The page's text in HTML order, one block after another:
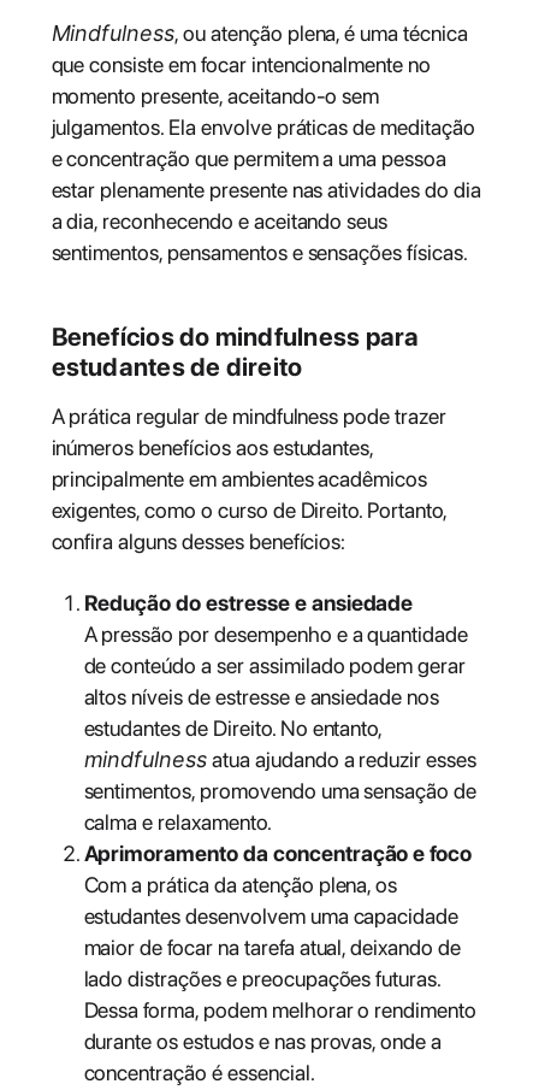
Mindfulness, ou atenção plena, é uma técnica
que consiste em focar intencionalmente no
momento presente, aceitando-o sem
julgamentos. Ela envolve práticas de meditação
e concentração que permitem a uma pessoa
estar plenamente presente nas atividades do dia
a dia, reconhecendo e aceitando seus
sentimentos, pensamentos e sensações físicas.
Benefícios do mindfulness para
estudantes de direito
A prática regular de mindfulness pode trazer
inúmeros benefícios aos estudantes,
principalmente em ambientes acadêmicos
exigentes, como o curso de Direito. Portanto,
confira alguns desses benefícios:
Redução do estresse e ansiedade
A pressão por desempenho e a quantidade
de conteúdo a ser assimilado podem gerar
altos níveis de estresse e ansiedade nos
estudantes de Direito. No entanto,
mindfulnessatua ajudando a reduzir esses
sentimentos, promovendo uma sensação de
calma e relaxamento.
Aprimoramento da concentração e foco
Com a prática da atenção plena, os
estudantes desenvolvem uma capacidade
maior de focar na tarefa atual, deixando de
lado distrações e preocupações futuras.
Dessa forma, podem melhorar o rendimento
durante os estudos e nas provas, onde a
concentração é essencial.